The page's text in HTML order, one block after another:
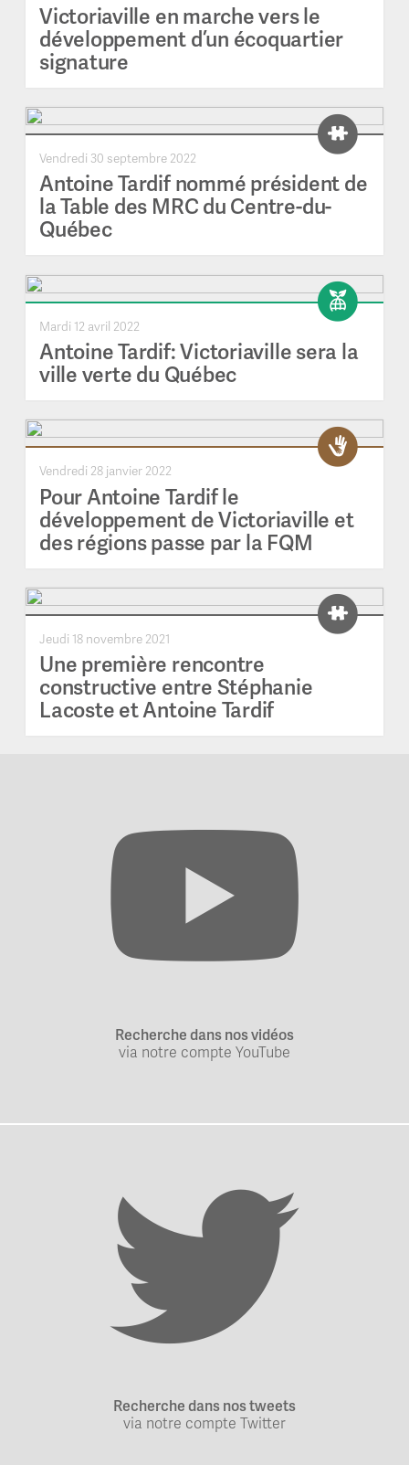
Victoriaville en marche vers le
développement d’un écoquartier
signature
Vendredi 30 septembre 2022
Antoine Tardif nommé président de
la Table des MRC du Centre-du-
Québec
Mardi 12 avril 2022
Antoine Tardif: Victoriaville sera la
ville verte du Québec
Vendredi 28 janvier 2022
Pour Antoine Tardif le
développement de Victoriaville et
des régions passe par la FQM
Jeudi 18 novembre 2021
Une première rencontre
constructive entre Stéphanie
Lacoste et Antoine Tardif
Recherche dans nos vidéos
via notre compte YouTube
Recherche dans nos tweets
via notre compte Twitter